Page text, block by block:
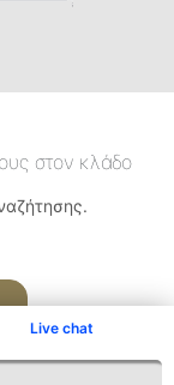
Live chat
στον κλάδο